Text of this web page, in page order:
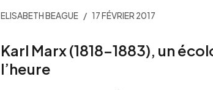
ELISABETH BEAGUE 17 FÉVRIER 2017
Karl Marx (1818-1883), un
l’heure